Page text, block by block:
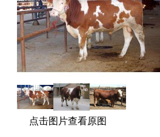
点击图片查看原图